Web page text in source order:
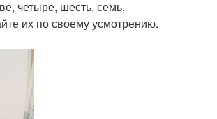
четыре, шесть, семь,
их по своему усмотрению.